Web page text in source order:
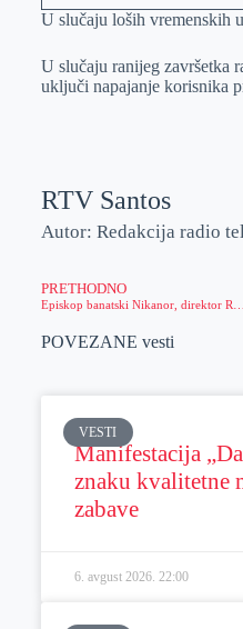
U slučaju loših vremenskih
U slučaju ranijeg završetka
uključi napajanje korisnika
RTV Santos
Autor: Redakcija radio
PRETHODNO
POVEZANE vesti
VESTI
Manifestacija
znaku kvalitetne
zabave
6. avgust 2026. 22:00